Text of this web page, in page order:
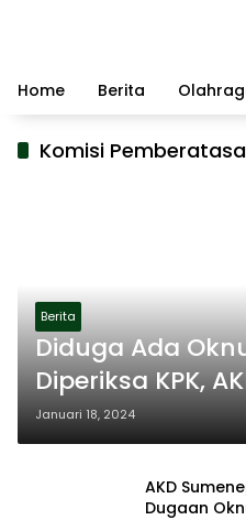
Home
Berita
Komisi
Berita
Diduga Ada
Diperiksa KPK,
Dukung
Tuntas
Januari 18, 2024
AKD
Dugaan